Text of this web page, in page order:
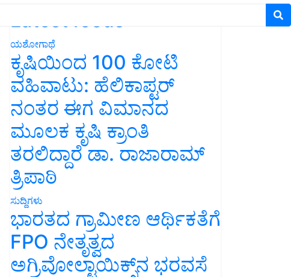
Latest feeds
ಯಶೋಗಾಥೆ
ಕೃಷಿಯಿಂದ 100 ಕೋಟಿ
ವಹಿವಾಟು: ಹೆಲಿಕಾಪ್ಟರ್
ನಂತರ ಈಗ ವಿಮಾನದ
ಮೂಲಕ ಕೃಷಿ ಕ್ರಾಂತಿ
ತರಲಿದ್ದಾರೆ ಡಾ. ರಾಜಾರಾಮ್
ತ್ರಿಪಾಠಿ
ಸುದ್ದಿಗಳು
ಭಾರತದ ಗ್ರಾಮೀಣ ಆರ್ಥಿಕತೆಗೆ
FPO ನೇತೃತ್ವದ
ಅಗ್ರಿವೋಲ್ಟಾಯಿಕ್ಸ್‌ನ ಭರವಸೆ